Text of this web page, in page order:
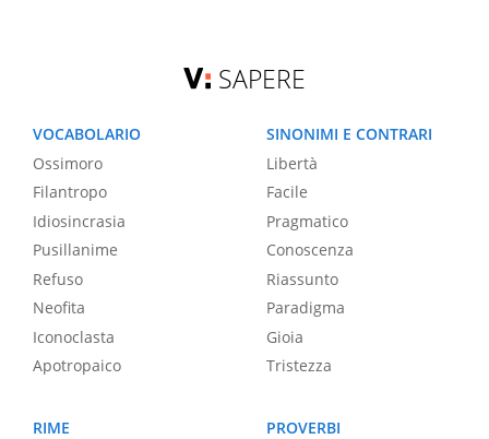
SAPERE
VOCABOLARIO
Ossimoro
Filantropo
Idiosincrasia
Pusillanime
Refuso
Neofita
Iconoclasta
Apotropaico
SINONIMI E CONTRARI
Libertà
Facile
Pragmatico
Conoscenza
Riassunto
Paradigma
Gioia
Tristezza
RIME
PROVERBI